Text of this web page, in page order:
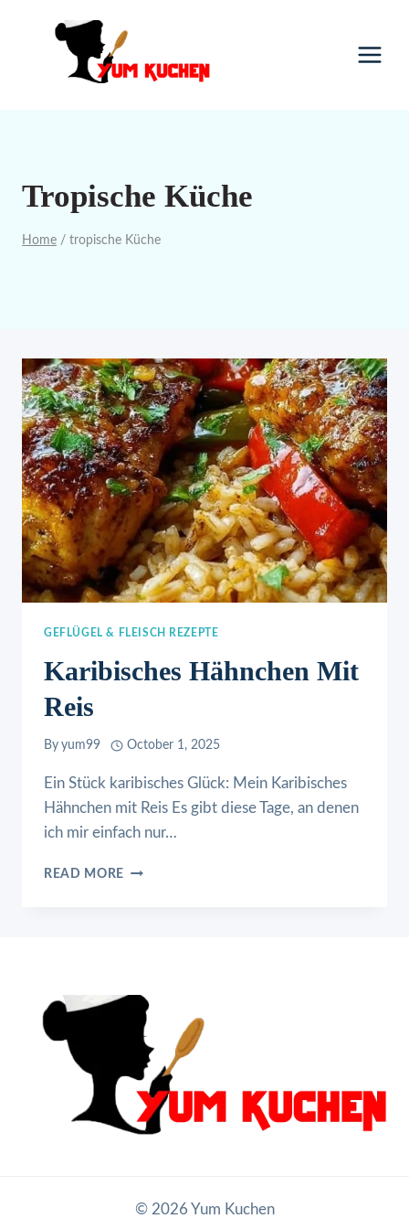
Tropische Küche
Home / tropische Küche
GEFLÜGEL & FLEISCH REZEPTE
Karibisches Hähnchen Mit
Reis
By yum99 October 1, 2025
Ein Stück karibisches Glück: Mein Karibisches
Hähnchen mit Reis Es gibt diese Tage, an denen
ich mir einfach nur…
READ MORE KARIBISCHES
© 2026 Yum Kuchen